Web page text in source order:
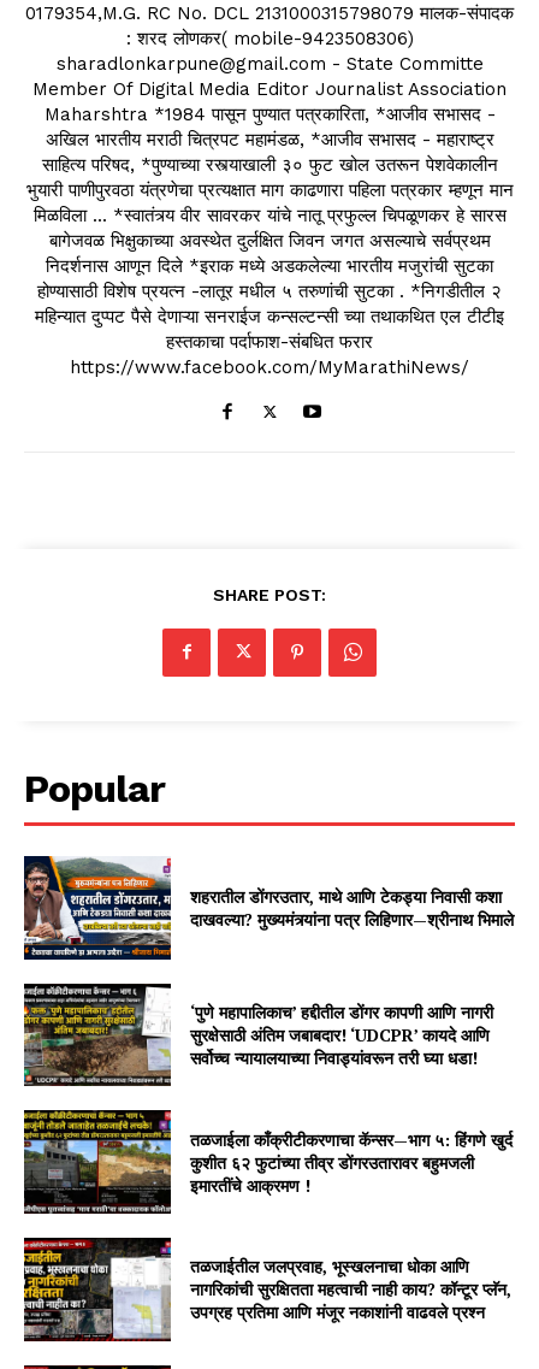
0179354,M.G. RC No. DCL 2131000315798079 मालक-संपादक
: शरद लोणकर( mobile-9423508306)
sharadlonkarpune@gmail.com - State Committe
Member Of Digital Media Editor Journalist Association
Maharshtra *1984 पासून पुण्यात पत्रकारिता, *आजीव सभासद -
अखिल भारतीय मराठी चित्रपट महामंडळ, *आजीव सभासद - महाराष्ट्र
साहित्य परिषद, *पुण्याच्या रस्त्याखाली ३० फुट खोल उतरून पेशवेकालीन
भुयारी पाणीपुरवठा यंत्रणेचा प्रत्यक्षात माग काढणारा पहिला पत्रकार म्हणून मान
मिळविला ... *स्वातंत्र्य वीर सावरकर यांचे नातू प्रफुल्ल चिपळूणकर हे सारस
बागेजवळ भिक्षुकाच्या अवस्थेत दुर्लक्षित जिवन जगत असल्याचे सर्वप्रथम
निदर्शनास आणून दिले *इराक मध्ये अडकलेल्या भारतीय मजुरांची सुटका
होण्यासाठी विशेष प्रयत्न -लातूर मधील ५ तरुणांची सुटका . *निगडीतील २
महिन्यात दुप्पट पैसे देणाऱ्या सनराईज कन्सल्टन्सी च्या तथाकथित एल टीटीइ
हस्तकाचा पर्दाफाश-संबधित फरार
https://www.facebook.com/MyMarathiNews/
SHARE POST:
Popular
शहरातील डोंगरउतार, माथे आणि टेकड्या निवासी कशा
दाखवल्या? मुख्यमंत्र्यांना पत्र लिहिणार—श्रीनाथ भिमाले
‘पुणे महापालिकाच’ हद्दीतील डोंगर कापणी आणि नागरी
सुरक्षेसाठी अंतिम जबाबदार! ‘UDCPR’ कायदे आणि
सर्वोच्च न्यायालयाच्या निवाड्यांवरून तरी घ्या धडा!
तळजाईला काँक्रीटीकरणाचा कॅन्सर—भाग ५: हिंगणे खुर्द
कुशीत ६२ फुटांच्या तीव्र डोंगरउतारावर बहुमजली
इमारतींचे आक्रमण !
तळजाईतील जलप्रवाह, भूस्खलनाचा धोका आणि
नागरिकांची सुरक्षितता महत्वाची नाही काय? कॉन्टूर प्लॅन,
उपग्रह प्रतिमा आणि मंजूर नकाशांनी वाढवले प्रश्न